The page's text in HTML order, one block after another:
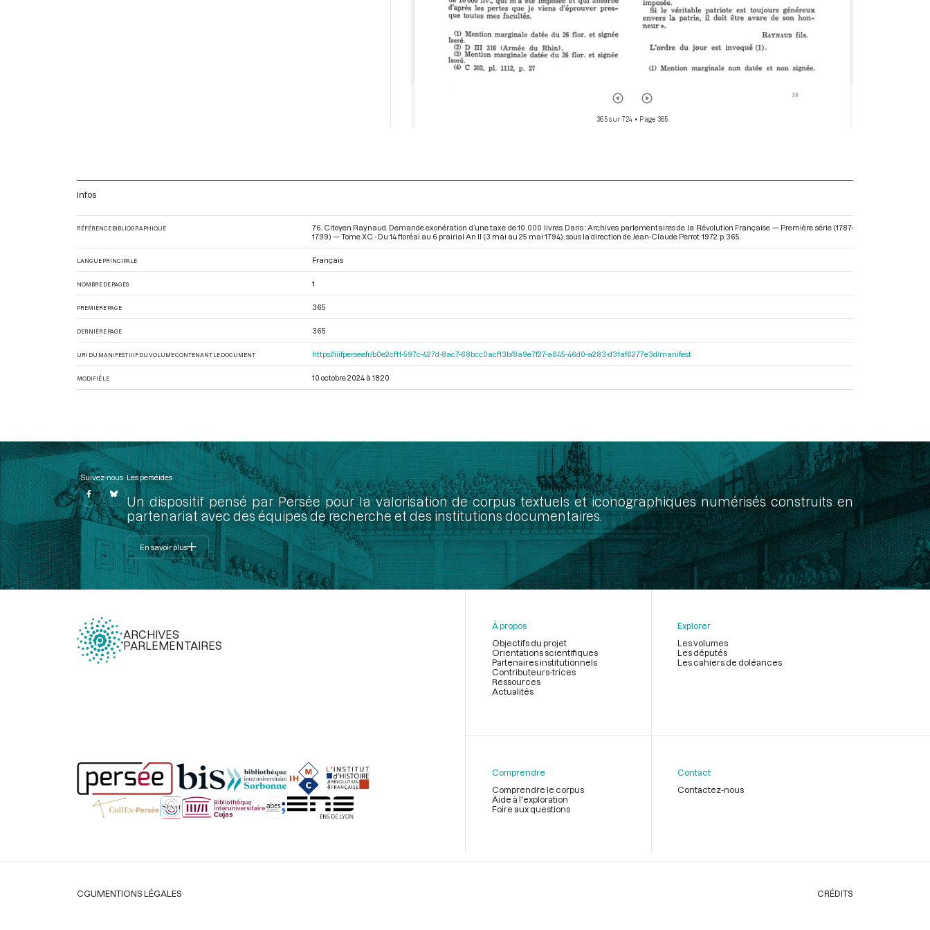
365 sur 724 • Page 365
Infos
RÉFÉRENCE BIBLIOGRAPHIQUE
76. Citoyen Raynaud. Demande exonération d’une taxe de 10 000 livres. Dans : Archives parlementaires de la Révolution Française — Première série (1787-
1799) — Tome XC - Du 14 floréal au 6 prairial An II (3 mai au 25 mai 1794) , sous la direction de Jean-Claude Perrot. 1972. p. 365.
LANGUE PRINCIPALE Français
NOMBRE DE PAGES 1
PREMIÈRE PAGE 365
DERNIÈRE PAGE 365
URI DU MANIFEST IIIF DU VOLUME CONTENANT LE DOCUMENT https://iiif.persee.fr/b0e2cf11-597c-427d-8ac7-68bcc0acf13b/8a9e7f27-a845-46d0-a283-d31af6277e3d/manifest
MODIFIÉ LE 10 octobre 2024 à 18:20
Suivez-nous Les perséides
Un dispositif pensé par Persée pour la valorisation de corpus textuels et iconographiques numérisés construits en
partenariat avec des équipes de recherche et des institutions documentaires.
En savoir plus
ARCHIVES
PARLEMENTAIRES
page
À propos
Objectifs du projet
Orientations scientifiques
Partenaires institutionnels
Contributeurs-trices
Ressources
Actualités
Explorer
Les volumes
Les députés
Les cahiers de doléances
Comprendre
Comprendre le corpus
Aide à l'exploration
Foire aux questions
Contact
Contactez-nous
Légal
CGUMENTIONS LÉGALES CRÉDITS